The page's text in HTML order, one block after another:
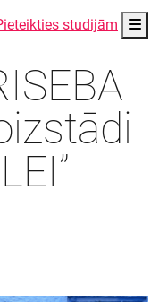
studijām